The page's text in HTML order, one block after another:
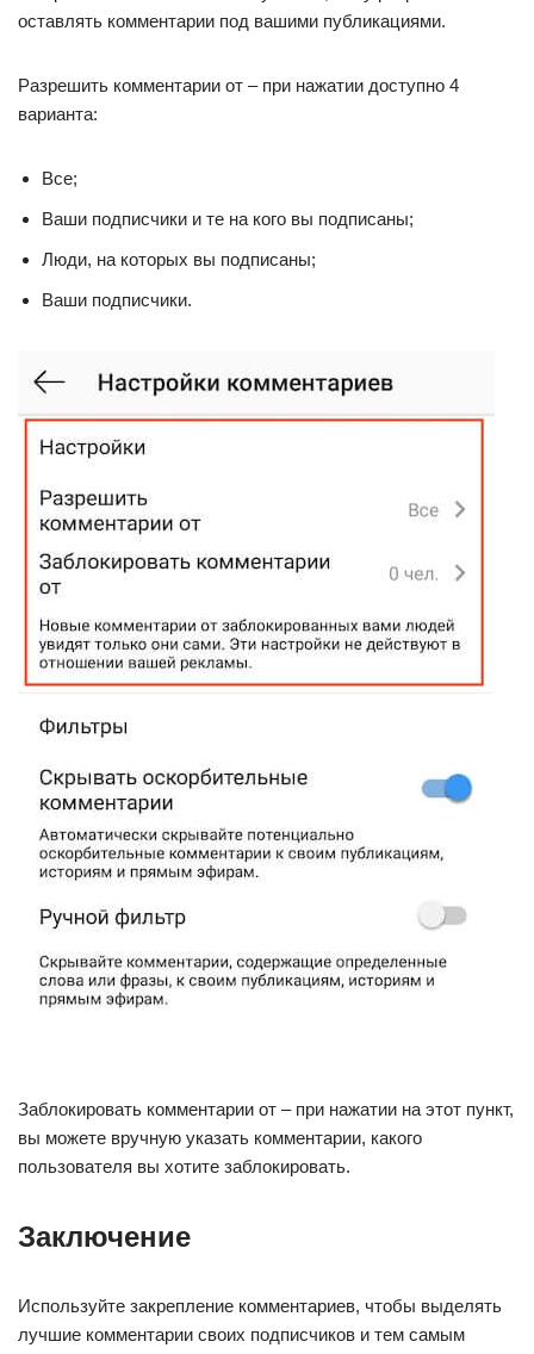
оставлять комментарии под вашими публикациями.
Разрешить комментарии от – при нажатии доступно 4
варианта:
Все;
Ваши подписчики и те на кого вы подписаны;
Люди, на которых вы подписаны;
Ваши подписчики.
Заблокировать комментарии от – при нажатии на этот пункт,
вы можете вручную указать комментарии, какого
пользователя вы хотите заблокировать.
Заключение
Используйте закрепление комментариев, чтобы выделять
лучшие комментарии своих подписчиков и тем самым